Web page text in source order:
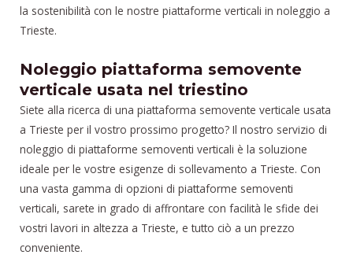
la sostenibilità con le nostre piattaforme verticali in noleggio a
Trieste.
Noleggio piattaforma semovente
verticale usata nel triestino
Siete alla ricerca di una piattaforma semovente verticale usata
a Trieste per il vostro prossimo progetto? Il nostro servizio di
noleggio di piattaforme semoventi verticali è la soluzione
ideale per le vostre esigenze di sollevamento a Trieste. Con
una vasta gamma di opzioni di piattaforme semoventi
verticali, sarete in grado di affrontare con facilità le sfide dei
vostri lavori in altezza a Trieste, e tutto ciò a un prezzo
conveniente.